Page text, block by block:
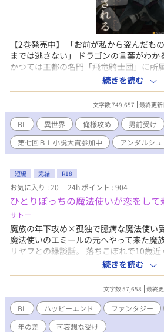
【2巻発売中】 「お前が私から盗んだも
までは逃さない」 ドラゴンの言葉がわ
かつては王都の名門「飛竜騎士団」に所
持つ、半魔の騎士カイル。――彼は今、
町でつつましやかに暮らしている。 あ
だった美貌の貴族アルフレートと再会す
ルを慈しんでくれたアルフレートを裏切
イルは、辺境伯となった彼との再会を喜
うな目をしたアルフもカイルに冷たく告
私から盗んだものを返して貰おう」と。
貌の辺境伯と、彼から逃れたい半魔の青
は出会い編→別離編→１巻、2巻となりま
続きを読む
文字数 749,657 最終更
BL 異世界 俺様攻め 男前受け
第七回ＢＬ小説大賞参加中
アンダルシュ
短編 完結 R18
お気に入り : 20 24h.ポイント : 904
ひとりぼっちの魔法使いが恋をし
サトー
魔族の年下攻め×孤独で臆病な魔法使い
魔法使いのエミールの元へやって来た魔
リヤフとの縁談話。 落ちこぼれで10歳
たところで、ガッカリされるだけだろう
だと思っていたエミールだったが、イリ
ていて……。 攻め:イリヤフ(20歳)魔族
歳)魔法使い 年下の恋人に熱烈なアプロ
な魔法使いが幸福でエッチな新婚生活を
品はムーンライトノベルズにも投稿して
続きを読む
文字数 57,658 最終
BL ハッピーエンド ファンタジー
年の差
可哀想な受け